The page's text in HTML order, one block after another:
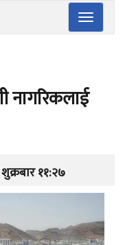
Toggle
नागरिकलाई
११:२७